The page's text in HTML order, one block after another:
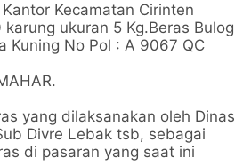
Kecamatan Cirinten
ukuran 5 Kg.Beras Bulog
Kuning No Pol : A 9067 QC
yang dilaksanakan oleh Dinas
Divre Lebak tsb, sebagai
di pasaran yang saat ini